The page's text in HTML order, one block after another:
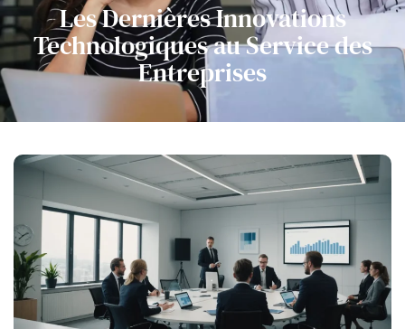
Les Dernières Innovations
Technologiques au Service des
Entreprises